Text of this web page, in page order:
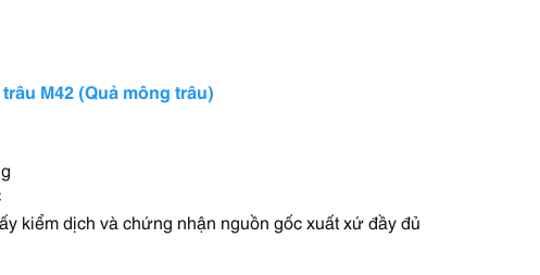
M42 (Quả mông trâu)
kiểm dịch và chứng nhận nguồn gốc xuất xứ đầy đủ